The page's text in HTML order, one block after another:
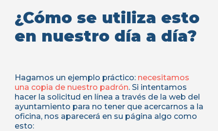
¿Cómo se utiliza esto
en nuestro día a día?
Hagamos un ejemplo práctico: necesitamos
una copia de nuestro padrón. Si intentamos
hacer la solicitud en línea a través de la web del
ayuntamiento para no tener que acercarnos a la
oficina, nos aparecerá en su página algo como
esto: